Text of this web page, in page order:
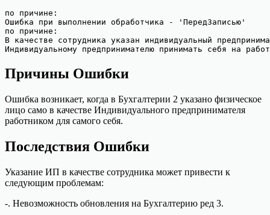
по причине:
Ошибка при выполнении обработчика - 'ПередЗаписью'
по причине:
В качестве сотрудника указан индивидуальный
Причины Ошибки
Ошибка возникает, когда в Бухгалтерии 2 указано физическое
лицо само в качестве Индивидуального предпринимателя
работником для самого себя.
Последствия Ошибки
Указание ИП в качестве сотрудника может привести к
следующим проблемам:
-. Невозможность обновления на Бухгалтерию ред 3.